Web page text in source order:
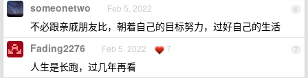
6
someonetwo Feb 5, 2022
不必跟亲戚朋友比，朝着自己的目标努力，过好自己的生活
7
Fading2276 Feb 5, 2022 7
人生是长跑，过几年再看